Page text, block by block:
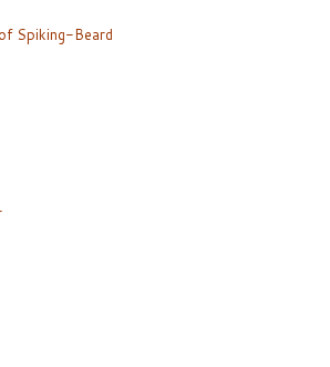
Spiking-Beard